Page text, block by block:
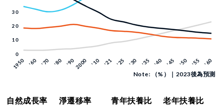
Note: （%）｜2023後為預測
自然成長率 淨遷移率 青年扶養比 老年扶養比